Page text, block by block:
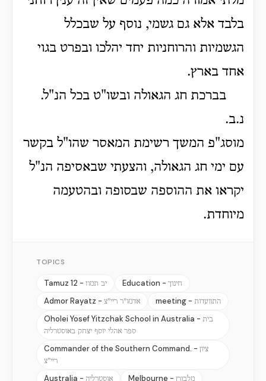
בלבד אלא גם גשמי, נוסף על שבכלל
הגשמיות והרוחניות יחד יהלכו ובפרט בגוי
אחד בארץ.
בברכת חג הגאולה ובשו"ט בכל הנ"ל.
נ.ב.
מוסג"פ המשך רשימת המאסר שהו"ל בקשר
עם ימי חג הגאולה, והצעתי שבאסיפה הנ"ל
יקראו את ההוספה שבסופה ובהטעמה
מיוחדת.
TOPICS
Tamuz 12 - יב תמוז Education - חינוך
Admor Rayatz - אדמו"ר ריי"צ meeting - התוועדות
Oholei Yosef Yitzchak School in Australia - בית
ספר אהלי יוסף יצחק באוסטרליה
Commander of the Southern Command. - ציון
ריי"צ
Australia - אוסטרליה Melbourne - מלבורן